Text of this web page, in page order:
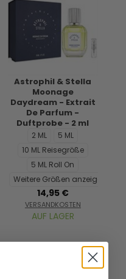
Astrophil & Stella
Moonage
Daydream - Extrait
De Parfum -
Duftprobe - 2 ml
2 ML
5 ML
10 ML Reisegröße
5 ML Roll On
Weitere Größen anzeigen...
14,95 €
VERSANDKOSTEN
AUF LAGER